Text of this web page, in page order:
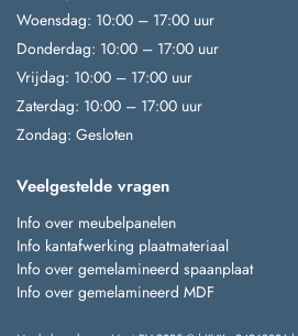
Woensdag: 10:00 – 17:00 uur
Donderdag: 10:00 – 17:00 uur
Vrijdag: 10:00 – 17:00 uur
Zaterdag: 10:00 – 17:00 uur
Zondag: Gesloten
Veelgestelde vragen
Info over meubelpanelen
Info kantafwerking plaatmateriaal
Info over gemelamineerd spaanplaat
Info over gemelamineerd MDF